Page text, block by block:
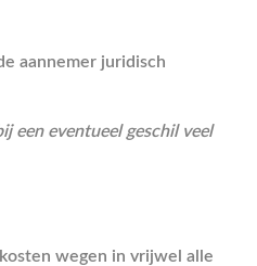
aannemer juridisch
een eventueel geschil veel
wegen in vrijwel alle